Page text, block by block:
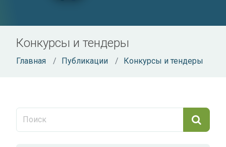
Конкурсы и тендеры
Главная Публикации Конкурсы и тендеры